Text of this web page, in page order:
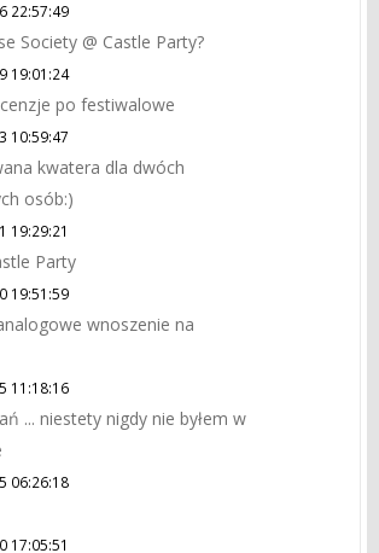
22:57:49
Society @ Castle Party?
19:01:24
po festiwalowe
10:59:47
kwatera dla dwóch
osób:)
19:29:21
Party
19:51:59
wnoszenie na
11:18:16
... niestety nigdy nie byłem w
06:26:18
17:05:51